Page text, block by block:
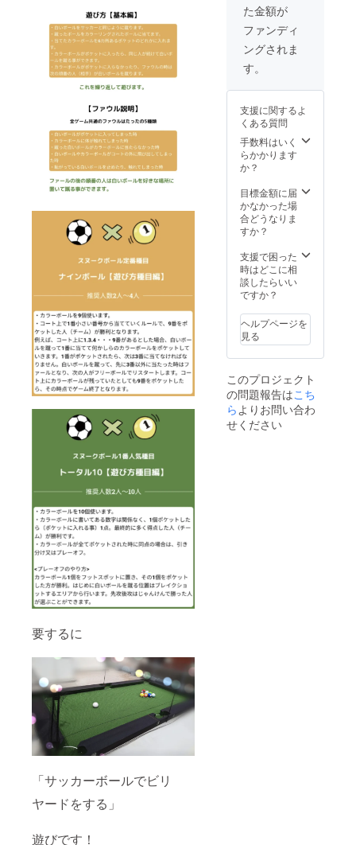
要するに
「サッカーボールでビリ
ヤードをする」
遊びです！
た金額が
ファンディ
ングされま
す。
支援に関するよ
くある質問
手数料はいく
らかかります
か？
目標金額に届
かなかった場
合どうなりま
すか？
支援で困った
時はどこに相
談したらいい
ですか？
ヘルプページを
見る
このプロジェクト
の問題報告はこち
らよりお問い合わ
せください